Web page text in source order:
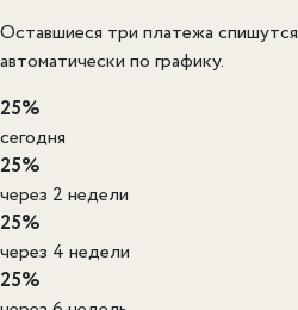
Оставшиеся три платежа спишутся
автоматически по графику.
25%
сегодня
25%
через 2 недели
25%
через 4 недели
25%